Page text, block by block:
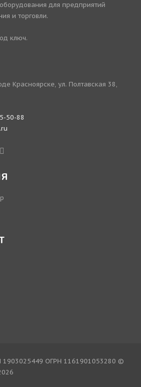
для предприятий
и торговли.
ключ.
Красноярске, ул. Полтавская 38,
50-88
ОГРН 1161901053280 ©